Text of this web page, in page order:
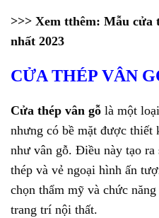
>>> Xem tthêm: Mẫu cửa
nhất 2023
CỬA THÉP VÂN
Cửa thép vân gỗ là một
nhưng có bề mặt được thiết
như vân gỗ. Điều này tạo ra
thép và vẻ ngoại hình ấn
chọn thẩm mỹ và chức
trang trí nội thất.